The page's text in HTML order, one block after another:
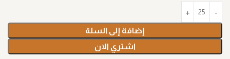
إضافة إلى السلة
اشتري الان